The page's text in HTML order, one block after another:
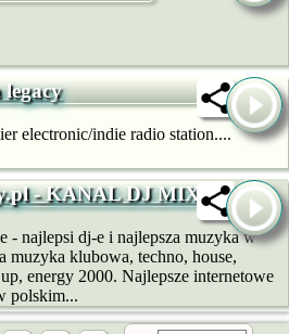
electronic/indie radio station....
- KANAL DJ MIXES
- najlepsi dj-e i najlepsza muzyka w
muzyka klubowa, techno, house,
energy 2000. Najlepsze internetowe
polskim...